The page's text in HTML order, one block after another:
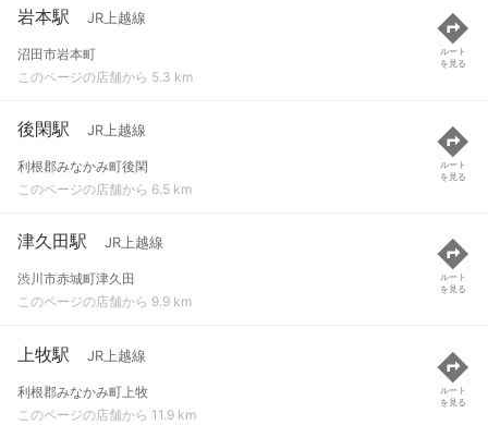
岩本駅 JR上越線
沼田市岩本町
このページの店舗から 5.3 km
ルート
を見る
後閑駅 JR上越線
利根郡みなかみ町後閑
このページの店舗から 6.5 km
ルート
を見る
津久田駅 JR上越線
渋川市赤城町津久田
このページの店舗から 9.9 km
ルート
を見る
上牧駅 JR上越線
利根郡みなかみ町上牧
このページの店舗から 11.9 km
ルート
を見る